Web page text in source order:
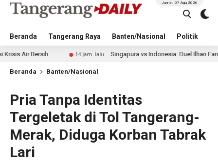
Beranda Tangerang Raya Banten/Nasional Politik
Jumat, 07 Agu 2026
14 jam lalu Singapura vs Indonesia: Duel Ilhan Fandi vs
Beranda Banten/Nasional
Pria Tanpa Identitas
Tergeletak di Tol Tangerang-
Merak, Diduga Korban Tabrak
Lari